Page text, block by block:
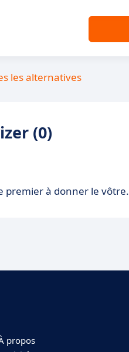
les alternatives
(0)
premier à donner le vôtre.
propos